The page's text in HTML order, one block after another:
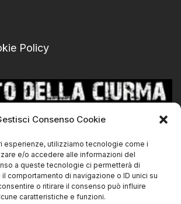
Consenso Cookie
esperienze, utilizziamo tecnologie come i
e/o accedere alle informazioni del
a queste tecnologie ci permetterà di
comportamento di navigazione o ID unici su
o ritirare il consenso può influire
caratteristiche e funzioni.
Policy